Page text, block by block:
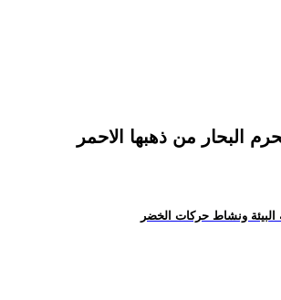
البحار من ذهبها الاحمر
البيئة ونشاط حركات الخضر